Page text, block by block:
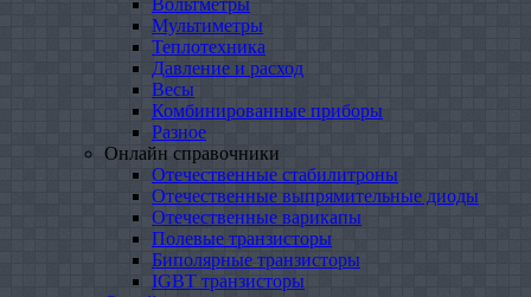
Вольтметры
Мультиметры
Теплотехника
Давление и расход
Весы
Комбинированные приборы
Разное
Онлайн справочники
Отечественные стабилитроны
Отечественные выпрямительные диоды
Отечественные варикапы
Полевые транзисторы
Биполярные транзисторы
IGBT транзисторы